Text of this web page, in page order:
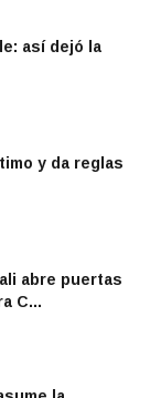
así dejó la
y da reglas
abre puertas
C...